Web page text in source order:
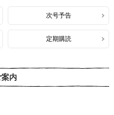
次号予告
定期購読
案内